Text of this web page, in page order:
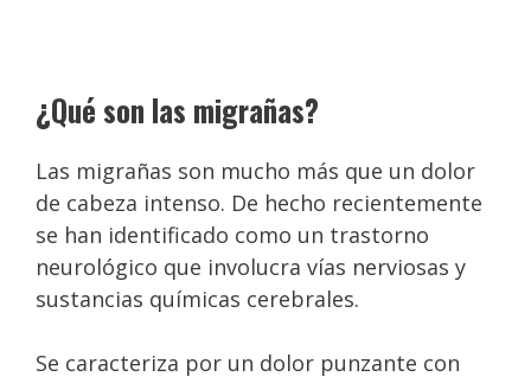
¿Qué son las migrañas?
Las migrañas son mucho más que un dolor
de cabeza intenso. De hecho recientemente
se han identificado como un trastorno
neurológico que involucra vías nerviosas y
sustancias químicas cerebrales.
Se caracteriza por un dolor punzante con